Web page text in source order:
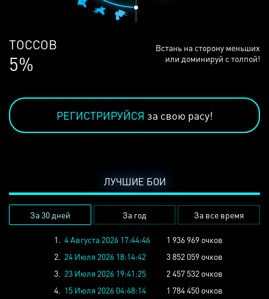
ЛЮДЕЙ
69%
Встань на сторону меньших
или доминируй с толпой!
РЕГИСТРИРУЙСЯ за свою расу!
ЛУЧШИЕ БОИ
За 30 дней За год За все время
1. 4 Августа 2026 17:44:46
1 936 969 очков
2. 24 Июля 2026 18:14:42
3 852 059 очков
3. 23 Июля 2026 19:41:25
2 457 532 очков
4. 15 Июля 2026 04:48:14
1 784 450 очков